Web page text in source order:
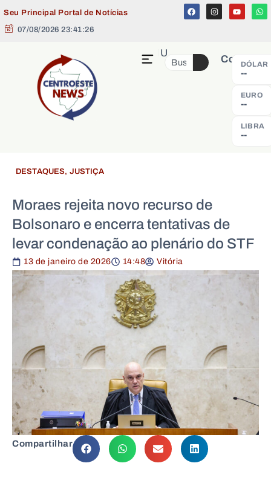
Seu Principal Portal de Notícias
07/08/2026 23:41:26
Cotação
DÓLAR
--
EURO
--
LIBRA
--
MENU
DESTAQUES, JUSTIÇA
Moraes rejeita novo recurso de
Bolsonaro e encerra tentativas de
levar condenação ao plenário do STF
13 de janeiro de 2026 14:48 Vitória
Compartilhar